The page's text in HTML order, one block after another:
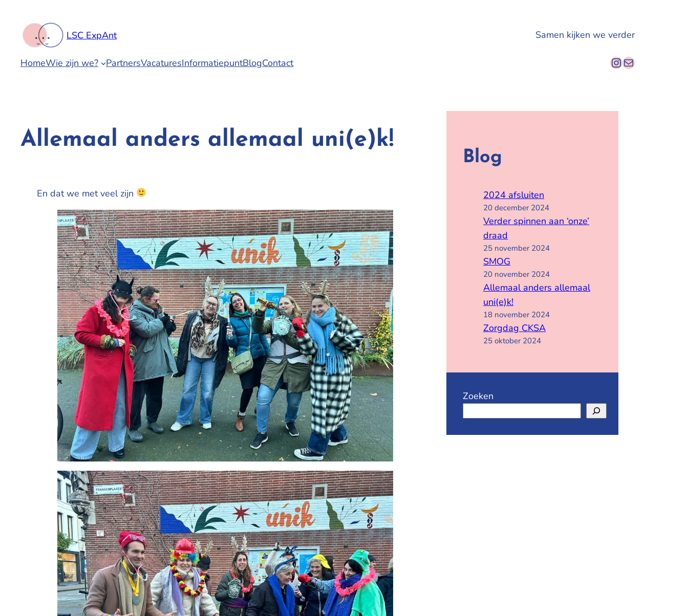
LSC ExpAnt Samen kijken we verder
HomeWie zijn we? PartnersVacaturesInformatiepuntBlogContact Instagram
E-mail
Allemaal anders allemaal uni(e)k!
En dat we met veel zijn
Blog
2024 afsluiten
20 december 2024
Verder spinnen aan ‘onze’
draad
25 november 2024
SMOG
20 november 2024
Allemaal anders allemaal
uni(e)k!
18 november 2024
Zorgdag CKSA
25 oktober 2024
Zoeken